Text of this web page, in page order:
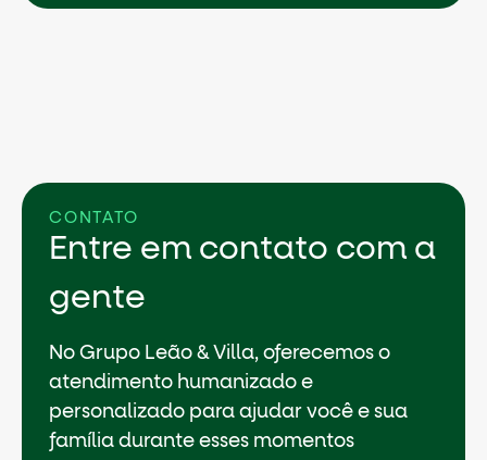
CONTATO
Entre em contato com a
gente
No Grupo Leão & Villa, oferecemos o
atendimento humanizado e
personalizado para ajudar você e sua
família durante esses momentos